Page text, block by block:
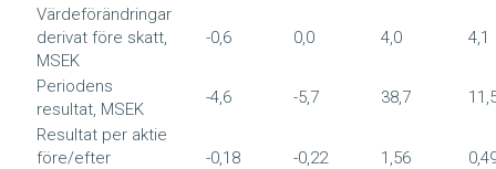
Värdeförändringar
derivat före skatt,
MSEK
-0,6 0,0 4,0 4,1
Periodens
resultat, MSEK
-4,6 -5,7 38,7
Resultat per aktie
före/efter
-0,18 -0,22 1,56